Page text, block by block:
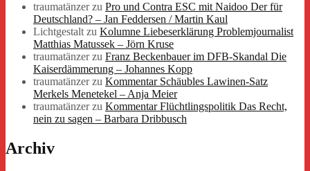
traumatänzerzu Pro und Contra ESC mit Naidoo Der für
Deutschland? – Jan Feddersen / Martin Kaul
Lichtgestaltzu Kolumne Liebeserklärung Problemjournalist
Matthias Matussek – Jörn Kruse
traumatänzerzu Franz Beckenbauer im DFB-Skandal Die
Kaiserdämmerung – Johannes Kopp
traumatänzerzu Kommentar Schäubles Lawinen-Satz
Merkels Menetekel – Anja Meier
traumatänzerzu Kommentar Flüchtlingspolitik Das Recht,
nein zu sagen – Barbara Dribbusch
Archiv